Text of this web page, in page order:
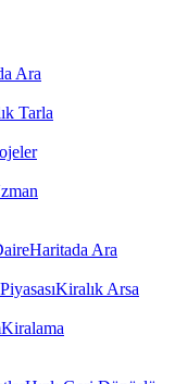
Ara
Tarla
Haritada Ara
Kiralık Arsa
Kiralama